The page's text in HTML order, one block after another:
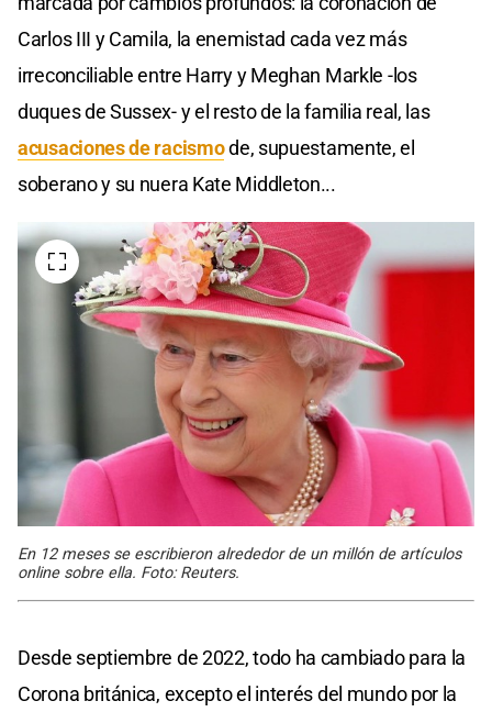
Carlos III y Camila, la enemistad cada vez más
irreconciliable entre Harry y Meghan Markle -los
duques de Sussex- y el resto de la familia real, las
acusaciones de racismode, supuestamente, el
soberano y su nuera Kate Middleton...
En 12 meses se escribieron alrededor de un millón de artículos
online sobre ella. Foto: Reuters.
Desde septiembre de 2022, todo ha cambiado para la
Corona británica, excepto el interés del mundo por la